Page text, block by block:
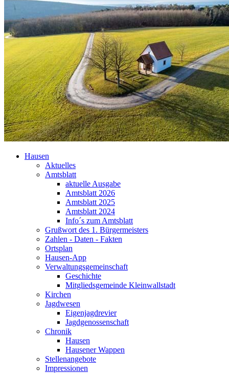
Hausen
Aktuelles
Amtsblatt
aktuelle Ausgabe
Amtsblatt 2026
Amtsblatt 2025
Amtsblatt 2024
Info´s zum Amtsblatt
Grußwort des 1. Bürgermeisters
Zahlen - Daten - Fakten
Ortsplan
Hausen-App
Verwaltungsgemeinschaft
Geschichte
Mitgliedsgemeinde Kleinwallstadt
Kirchen
Jagdwesen
Eigenjagdrevier
Jagdgenossenschaft
Chronik
Hausen
Hausener Wappen
Stellenangebote
Impressionen